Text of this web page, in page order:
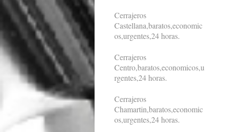
Cerrajeros
Castellana,baratos,economic
os,urgentes,24 horas.
Cerrajeros
Centro,baratos,economicos,u
rgentes,24 horas.
Cerrajeros
Chamartin,baratos,economic
os,urgentes,24 horas.